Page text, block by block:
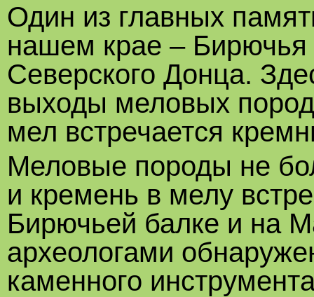
Один из главных
нашем крае – Бирючья
Северского Донца.
выходы меловых
мел встречается
Меловые породы не
и кремень в мелу
Бирючьей балке и на
археологами
каменного